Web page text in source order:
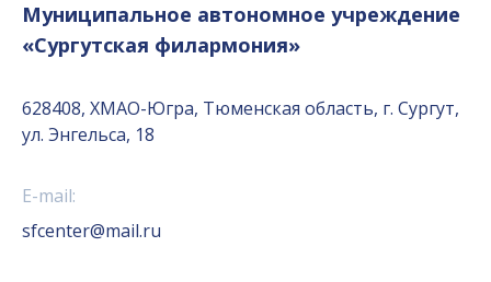
Муниципальное автономное учреждение
«Сургутская филармония»
628408, ХМАО-Югра, Тюменская область, г. Сургут,
ул. Энгельса, 18
E-mail:
sfcenter@mail.ru